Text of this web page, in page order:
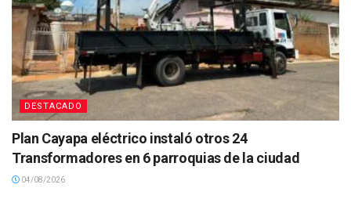
DESTACADO
Plan Cayapa eléctrico instaló otros 24
Transformadores en 6 parroquias de la ciudad
04/08/2026